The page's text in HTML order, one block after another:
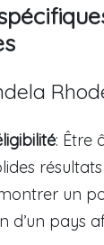
: Être
un
d’un pays